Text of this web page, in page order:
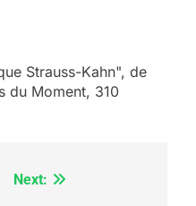
Strauss-Kahn", de
du Moment, 310
Next: